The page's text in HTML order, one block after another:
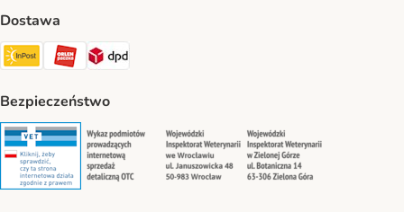
Dostawa
Paczkomat® Shipping Method
ORLEN Paczka Shipping Method
DPD Shipping Method
Bezpieczeństwo
Security Security Security